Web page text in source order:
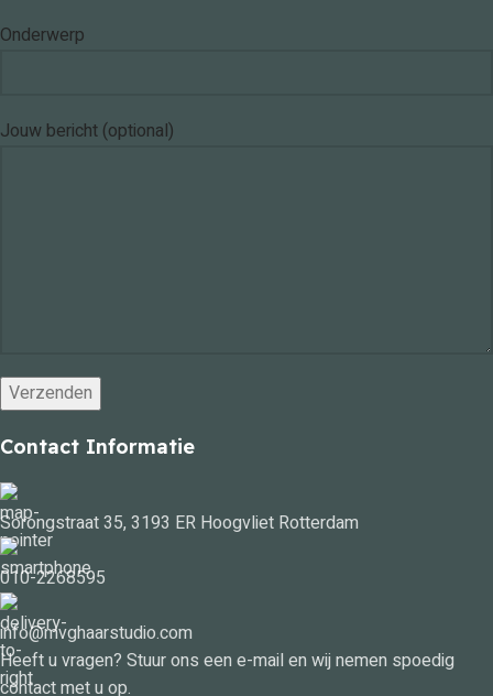
Onderwerp
Jouw bericht (optional)
Contact Informatie
Sorongstraat 35, 3193 ER Hoogvliet Rotterdam
010-2268595
info@mvghaarstudio.com
Heeft u vragen? Stuur ons een e-mail en wij nemen spoedig
contact met u op.